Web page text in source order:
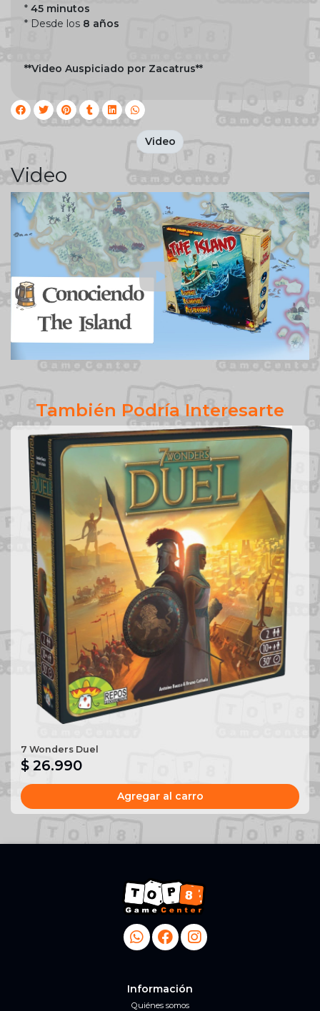
* 45 minutos
* Desde los 8 años
**Video Auspiciado por Zacatrus**
Video
Video
También Podría Interesarte
7 Wonders Duel
$ 26.990
Agregar al carro
Información
Quiénes somos